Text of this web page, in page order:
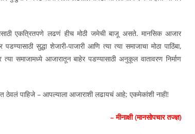
एकत्रितपणे लढणं हीच मोठी जमेची बाजू असते. मानसिक आजार
सुद्धा शेजारी-पाजारी आणि त्या त्या समाजाचा मोठा पाठिंबा,
समाजामध्ये आजारातून बाहेर पडण्यासाठी अनुकूल वातावरण निर्माण
पाहिजे – आपल्याला आजाराशी लढायचं आहे; एकमेकांशी नाही!
– मीनाक्षी (मानसोपचार तज्ज्ञ)